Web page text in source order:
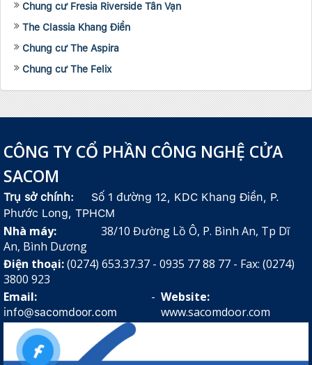
Chung cư Fresia Riverside Tân Vạn
The Classia Khang Điền
Chung cư The Aspira
Chung cư The Felix
CÔNG TY CỔ PHẦN CÔNG NGHỆ CỬA
SACOM
Trụ sở chính:
Số 1 đường 12, KDC Khang Điền, P.
Phước Long, TPHCM
Nhà máy: 38/10 Đường Lồ Ô, P. Bình An, Tp Dĩ
An, Bình Dương
Điện thoại:(0274) 653.37.37 - 0935 77 88 77 - Fax: (0274)
3800 923
Email:
info@sacomdoor.com
- Website:
www.sacomdoor.com